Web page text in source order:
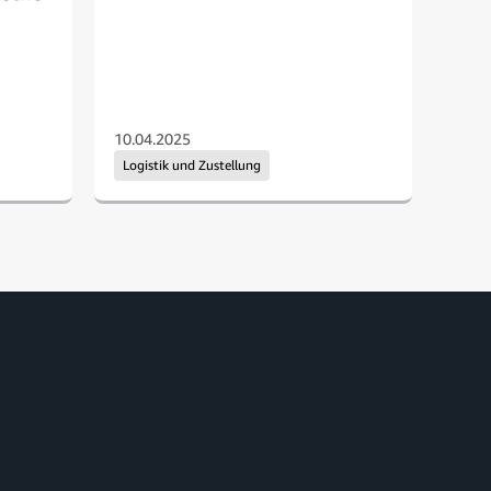
Logistik und Zustellung
10.04.2025